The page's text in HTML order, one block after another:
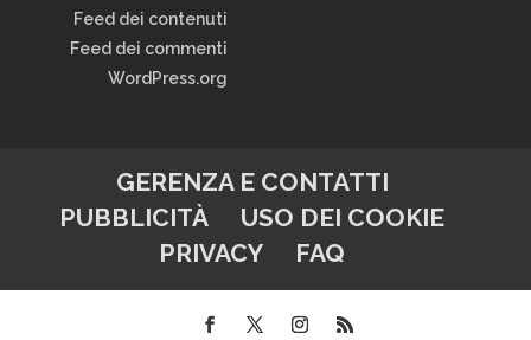
Feed dei contenuti
Feed dei commenti
WordPress.org
GERENZA E CONTATTI
PUBBLICITÀ
USO DEI COOKIE
PRIVACY
FAQ